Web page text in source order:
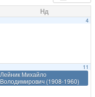
Нд
4
11
Лейник Михайло
Володимирович (1908-1960)